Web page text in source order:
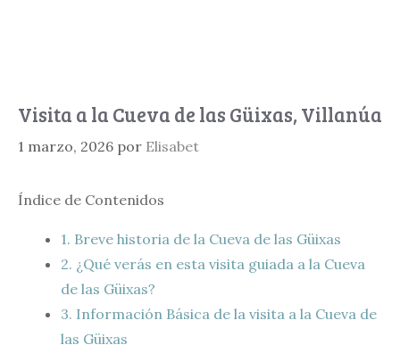
Visita a la Cueva de las Güixas, Villanúa
1 marzo, 2026 por Elisabet
Índice de Contenidos
1. Breve historia de la Cueva de las Güixas
2. ¿Qué verás en esta visita guiada a la Cueva
de las Güixas?
3. Información Básica de la visita a la Cueva de
las Güixas